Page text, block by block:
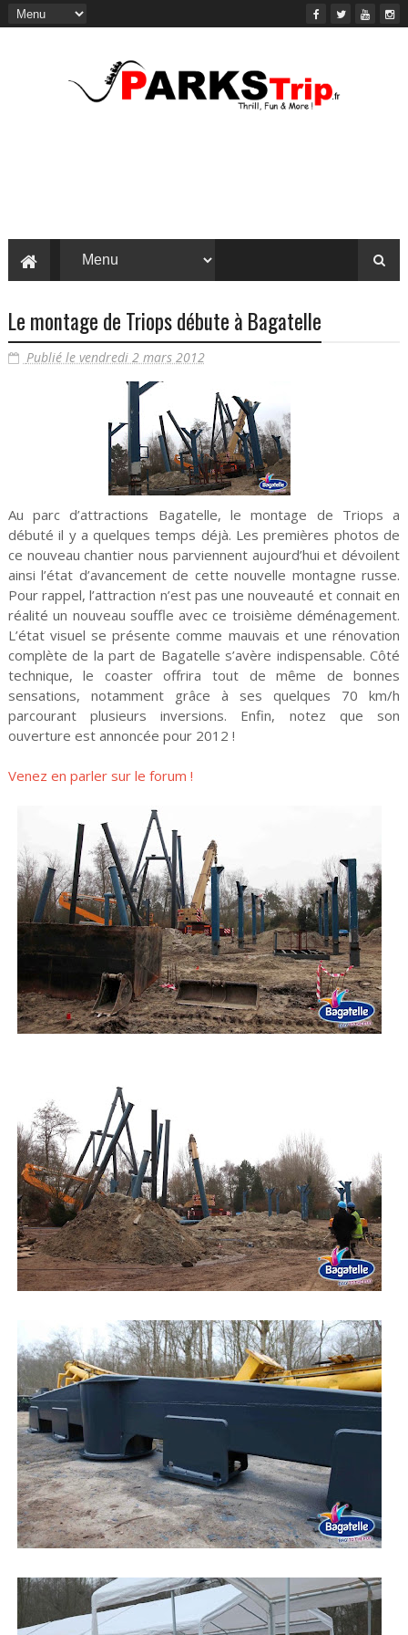
Le montage de Triops débute à Bagatelle
Publié le vendredi 2 mars 2012
Au parc d’attractions Bagatelle, le montage de Triops a
débuté il y a quelques temps déjà. Les premières photos de
ce nouveau chantier nous parviennent aujourd’hui et dévoilent
ainsi l’état d’avancement de cette nouvelle montagne russe.
Pour rappel, l’attraction n’est pas une nouveauté et connait en
réalité un nouveau souffle avec ce troisième déménagement.
L’état visuel se présente comme mauvais et une rénovation
complète de la part de Bagatelle s’avère indispensable. Côté
technique, le coaster offrira tout de même de bonnes
sensations, notamment grâce à ses quelques 70 km/h
parcourant plusieurs inversions. Enfin, notez que son
ouverture est annoncée pour 2012 !
Venez en parler sur le forum !